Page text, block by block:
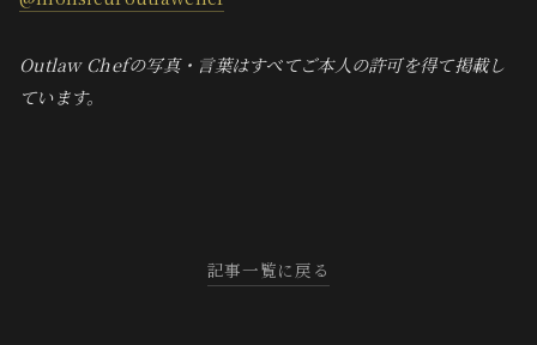
Outlaw Chefの写真・言葉はすべてご本人の許可を得て掲載し
ています。
記事一覧に戻る